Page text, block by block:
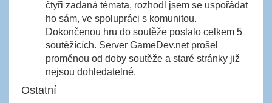
čtyři zadaná témata, rozhodl jsem se uspořádat
ho sám, ve spolupráci s komunitou.
Dokončenou hru do soutěže poslalo celkem 5
soutěžících. Server GameDev.net prošel
proměnou od doby soutěže a staré stránky již
nejsou dohledatelné.
Ostatní